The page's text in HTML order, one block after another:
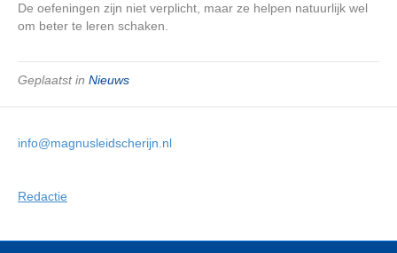
De oefeningen zijn niet verplicht, maar ze helpen natuurlijk wel
om beter te leren schaken.
Geplaatst in Nieuws
info@magnusleidscherijn.nl
Redactie